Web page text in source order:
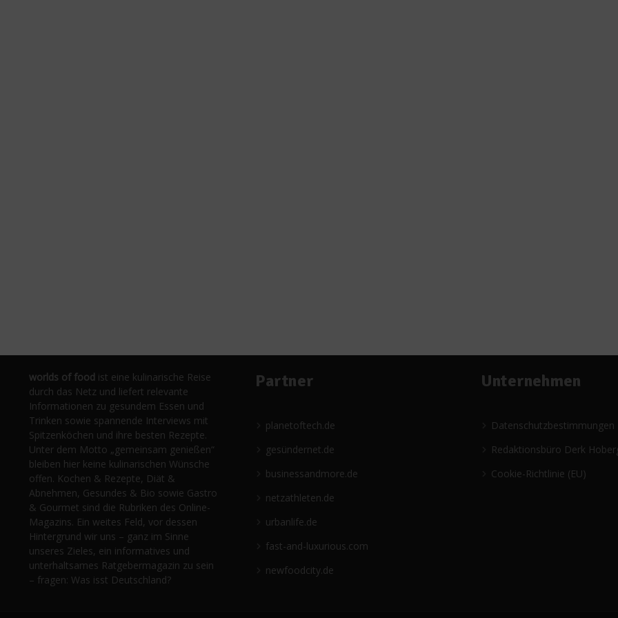
worlds of food ist eine kulinarische Reise
durch das Netz und liefert relevante
Informationen zu gesundem Essen und
Trinken sowie spannende Interviews mit
Spitzenköchen und ihre besten Rezepte.
Unter dem Motto „gemeinsam genießen“
bleiben hier keine kulinarischen Wünsche
offen. Kochen & Rezepte, Diät &
Abnehmen, Gesundes & Bio sowie Gastro
& Gourmet sind die Rubriken des Online-
Magazins. Ein weites Feld, vor dessen
Hintergrund wir uns – ganz im Sinne
unseres Zieles, ein informatives und
unterhaltsames Ratgebermagazin zu sein
– fragen: Was isst Deutschland?
Partner
planetoftech.de
gesündernet.de
businessandmore.de
netzathleten.de
urbanlife.de
fast-and-luxurious.com
newfoodcity.de
Unternehmen
Datenschutzbestimmungen
Redaktionsbüro Derk
Cookie-Richtlinie (EU)